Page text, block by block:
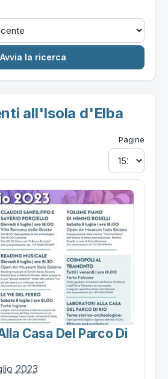
all'Isola d'Elba
Pagine
Casa Del Parco Di
2023